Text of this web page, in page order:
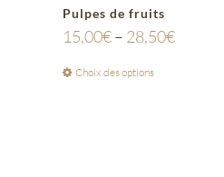
Pulpes de fruits
15,00€– 28,50€
Choix des options